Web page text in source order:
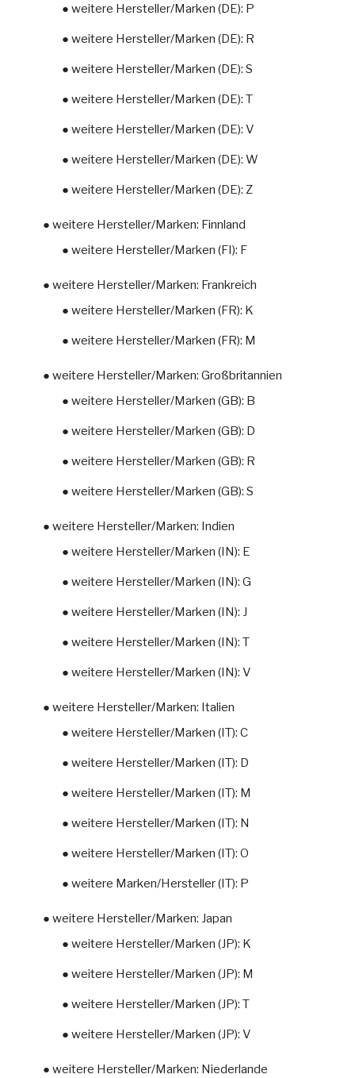
● weitere Hersteller/Marken (DE): P
● weitere Hersteller/Marken (DE): R
● weitere Hersteller/Marken (DE): S
● weitere Hersteller/Marken (DE): T
● weitere Hersteller/Marken (DE): V
● weitere Hersteller/Marken (DE): W
● weitere Hersteller/Marken (DE): Z
● weitere Hersteller/Marken: Finnland
● weitere Hersteller/Marken (FI): F
● weitere Hersteller/Marken: Frankreich
● weitere Hersteller/Marken (FR): K
● weitere Hersteller/Marken (FR): M
● weitere Hersteller/Marken: Großbritannien
● weitere Hersteller/Marken (GB): B
● weitere Hersteller/Marken (GB): D
● weitere Hersteller/Marken (GB): R
● weitere Hersteller/Marken (GB): S
● weitere Hersteller/Marken: Indien
● weitere Hersteller/Marken (IN): E
● weitere Hersteller/Marken (IN): G
● weitere Hersteller/Marken (IN): J
● weitere Hersteller/Marken (IN): T
● weitere Hersteller/Marken (IN): V
● weitere Hersteller/Marken: Italien
● weitere Hersteller/Marken (IT): C
● weitere Hersteller/Marken (IT): D
● weitere Hersteller/Marken (IT): M
● weitere Hersteller/Marken (IT): N
● weitere Hersteller/Marken (IT): O
● weitere Marken/Hersteller (IT): P
● weitere Hersteller/Marken: Japan
● weitere Hersteller/Marken (JP): K
● weitere Hersteller/Marken (JP): M
● weitere Hersteller/Marken (JP): T
● weitere Hersteller/Marken (JP): V
● weitere Hersteller/Marken: Niederlande